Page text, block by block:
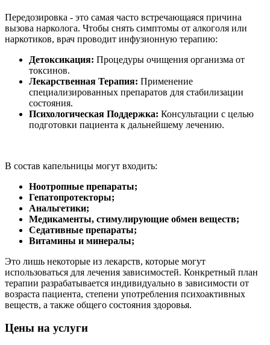
Передозировка - это самая часто встречающаяся причина
вызова нарколога. Чтобы снять симптомы от алкоголя или
наркотиков, врач проводит инфузионную терапию:
Детоксикация: Процедуры очищения организма от
токсинов.
Лекарственная Терапия: Применение
специализированных препаратов для стабилизации
состояния.
Психологическая Поддержка: Консультации с целью
подготовки пациента к дальнейшему лечению.
В состав капельницы могут входить:
Ноотропные препараты;
Гепатопротекторы;
Анальгетики;
Медикаменты, стимулирующие обмен веществ;
Седативные препараты;
Витамины и минералы;
Это лишь некоторые из лекарств, которые могут
использоваться для лечения зависимостей. Конкретный план
терапии разрабатывается индивидуально в зависимости от
возраста пациента, степени употребления психоактивных
веществ, а также общего состояния здоровья.
Цены на услуги